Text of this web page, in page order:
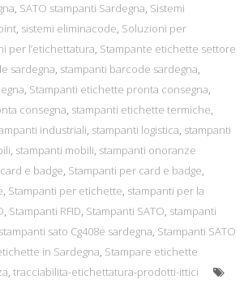
, SATO stampanti Sardegna, Sistemi
, sistemi eliminacode, Soluzioni per
per l’etichettatura, Stampante etichette settore
sardegna, stampanti barcode sardegna,
, Stampanti etichette pronta consegna,
consegna, stampanti etichette termiche,
industriali, stampanti logistica, stampanti
, stampanti mobili, stampanti onoranze
e badge, Stampanti per card e badge,
, Stampanti per etichette, stampanti per la
, Stampanti RFID, Stampanti SATO, stampanti
stampanti sato Cg408e sardegna, Stampanti SATO
in Sardegna, Stampare etichette
, tracciabilita-etichettatura-prodotti-ittici